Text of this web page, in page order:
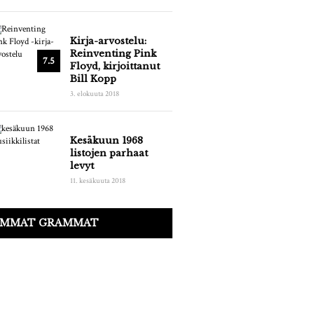
7.5
Kirja-arvostelu:
Reinventing Pink
Floyd, kirjoittanut
Bill Kopp
3. elokuuta 2018
Kesäkuun 1968
listojen parhaat
levyt
11. kesäkuuta 2018
GRAMMAT